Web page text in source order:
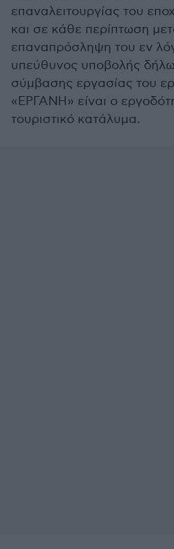
επαναλειτουργίας του
και σε κάθε περίπτωση
επαναπρόσληψη του εν
υπεύθυνος υποβολής
σύμβασης εργασίας του
«ΕΡΓΑΝΗ» είναι ο
τουριστικό κατάλυμα.